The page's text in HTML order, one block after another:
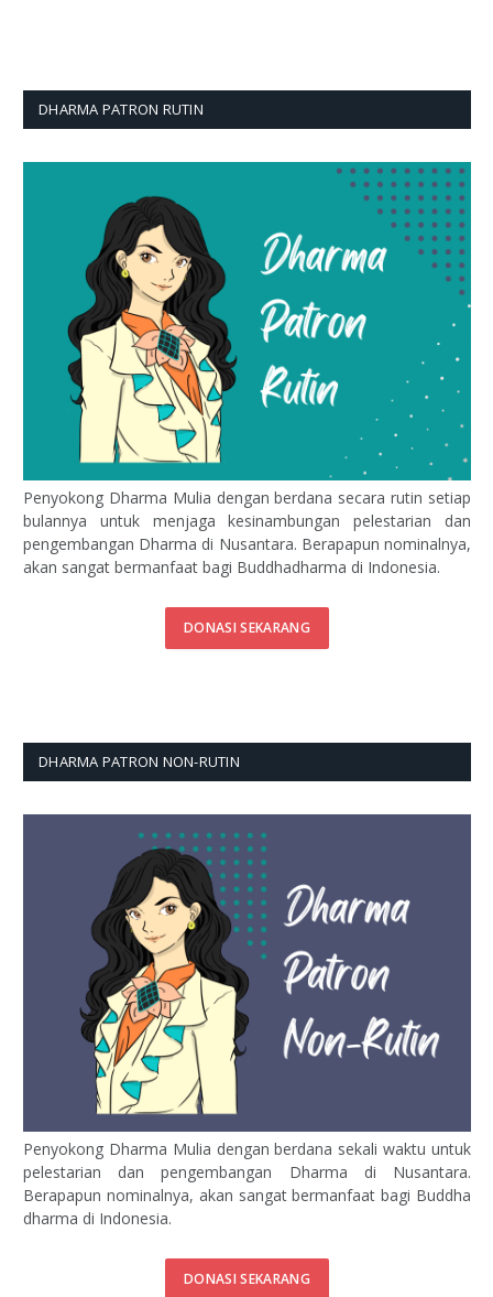
DHARMA PATRON RUTIN
Penyokong Dharma Mulia dengan berdana secara rutin setiap
bulannya untuk menjaga kesinambungan pelestarian dan
pengembangan Dharma di Nusantara. Berapapun nominalnya,
akan sangat bermanfaat bagi Buddhadharma di Indonesia.
DONASI SEKARANG
DHARMA PATRON NON-RUTIN
Penyokong Dharma Mulia dengan berdana sekali waktu untuk
pelestarian dan pengembangan Dharma di Nusantara.
Berapapun nominalnya, akan sangat bermanfaat bagi Buddha
dharma di Indonesia.
DONASI SEKARANG